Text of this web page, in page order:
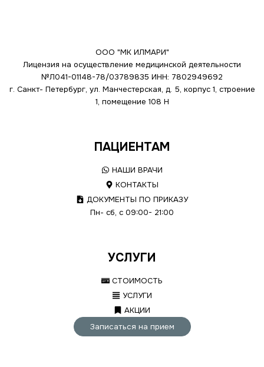
ООО "МК ИЛМАРИ"
Лицензия на осуществление медицинской деятельности
№Л041-01148-78/03789835 ИНН: 7802949692
г. Санкт- Петербург, ул. Манчестерская, д. 5, корпус 1, строение
1, помещение 108 Н
ПАЦИЕНТАМ
НАШИ ВРАЧИ
КОНТАКТЫ
ДОКУМЕНТЫ ПО ПРИКАЗУ
Пн- сб, с 09:00- 21:00
УСЛУГИ
СТОИМОСТЬ
УСЛУГИ
АКЦИИ
Записаться на прием